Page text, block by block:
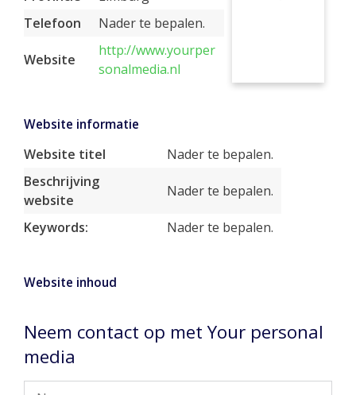
Telefoon
Nader te bepalen.
Website
http://www.yourper
sonalmedia.nl
Website informatie
Website titel
Nader te bepalen.
Beschrijving
website
Nader te bepalen.
Keywords: Nader te bepalen.
Website inhoud
Neem contact op met Your personal
media